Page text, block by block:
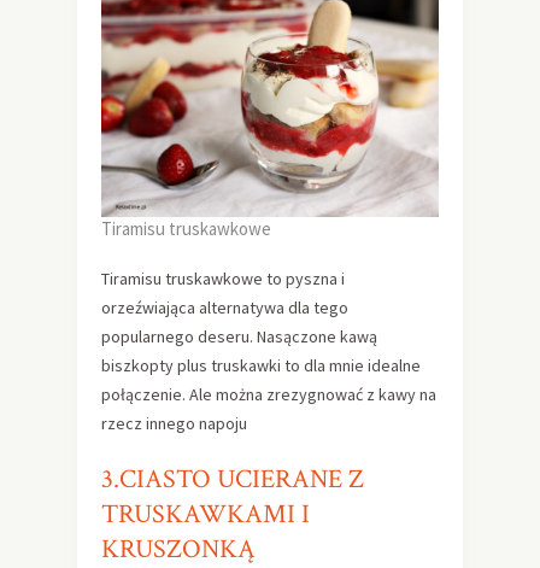
Tiramisu truskawkowe
Tiramisu truskawkowe to pyszna i
orzeźwiająca alternatywa dla tego
popularnego deseru. Nasączone kawą
biszkopty plus truskawki to dla mnie idealne
połączenie. Ale można zrezygnować z kawy na
rzecz innego napoju
3.CIASTO UCIERANE Z
TRUSKAWKAMI I
KRUSZONKĄ